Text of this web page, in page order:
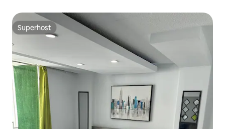
Superhost
Superhost